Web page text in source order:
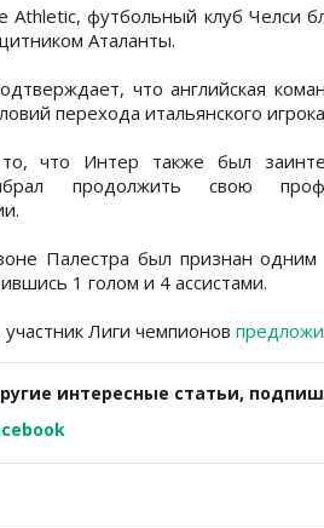
Athletic, футбольный клуб Челси
Аталанты.
что английская
перехода итальянского
что Интер также был
продолжить свою
Палестра был признан
1 голом и 4 ассистами.
Лиги чемпионов
интересные статьи,